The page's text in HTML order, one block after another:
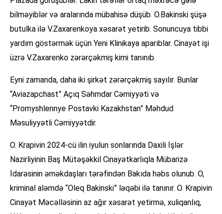
bilməyiblər və aralarında mübahisə düşüb. O.Bakinski şüşə
butulka ilə V.Zaxarenkoya xəsarət yetirib. Sonuncuya tibbi
yardım göstərmək üçün Yeni Klinikaya aparıblar. Cinayət işi
üzrə V.Zaxarenko zərərçəkmiş kimi tanınıb.
Eyni zamanda, daha iki şirkət zərərçəkmiş sayılır. Bunlar
“Aviazapchast” Açıq Səhmdar Cəmiyyəti və
“Promyshlennye Postavki Kazakhstan” Məhdud
Məsuliyyətli Cəmiyyətdir.
O. Krapivin 2024-cü ilin iyulun sonlarında Daxili İşlər
Nazirliyinin Baş Mütəşəkkil Cinayətkarlıqla Mübarizə
İdarəsinin əməkdaşları tərəfindən Bakıda həbs olunub. O,
kriminal aləmdə “Oleq Bakinski” ləqəbi ilə tanınır. O. Krapivin
Cinayət Məcəlləsinin az ağır xəsarət yetirmə, xuliqanlıq,